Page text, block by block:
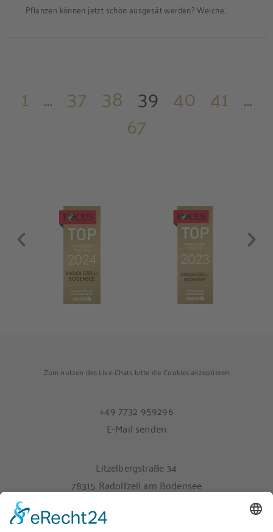
Pflanzen können jetzt schön ausgesät werden? Welche
1 … 37 38 39 40 41 …
67
Zum nutzen des Live-Chats bitte die Cookies akzeptieren
+49 7732 959296
E-Mail senden
Litzelbergstraße 34
78315 Radolfzell am Bodensee
Melden Sie sich hier für unseren Newsletter an